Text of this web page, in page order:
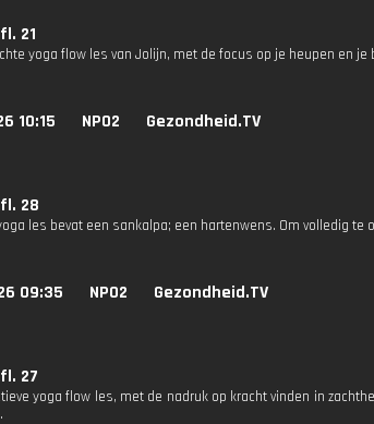
21
yoga flow les van Jolijn, met de focus op je heupen en
10:15 NPO2 Gezondheid.TV
28
les bevat een sankalpa; een hartenwens. Om volledig
09:35 NPO2 Gezondheid.TV
27
yoga flow les, met de nadruk op kracht vinden in